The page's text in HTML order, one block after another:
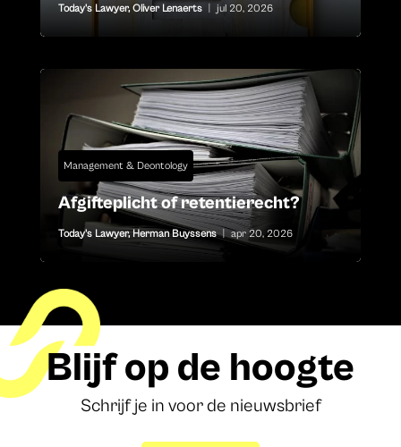
Today's Lawyer, Oliver Lenaerts jul 20, 2026
Management & Deontology
Afgifteplicht of retentierecht?
Today's Lawyer, Herman Buyssens | apr 20, 2026
Blijf op de hoogte
Schrijf je in voor de nieuwsbrief